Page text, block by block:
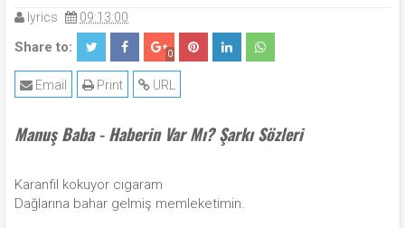
lyrics 09:13:00
Share to: 0
URL
Print
Email
Manuş Baba - Haberin Var Mı? Şarkı Sözleri
Karanfil kokuyor cıgaram
Dağlarına bahar gelmiş memleketimin.